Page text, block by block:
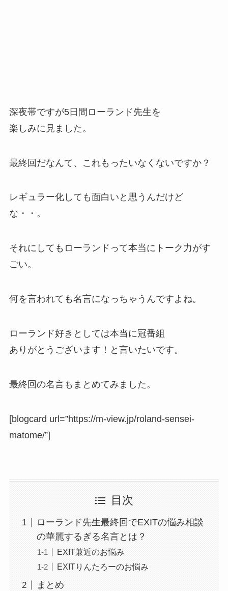
深夜帯ですが5日間ローランド先生を
楽しみに見ました。
最終回だなんて、これもったいなくないですか？
レギュラー化しても面白いと思うんだけど
な・・。
それにしてもローランドって本当にトーク力がす
ごい。
何を言われても名言になっちゃうんですよね。
ローランド好きとしては本当に冠番組
ありがとうございます！と言いたいです。
最終回の名言もまとめてみました。
[blogcard url=”https://m-view.jp/roland-sensei-
matome/”]
目次
ローランド先生最終回でEXITの悩み相談
の華麗するぎる名言とは？
EXIT兼近のお悩み
EXITりんたろーのお悩み
まとめ